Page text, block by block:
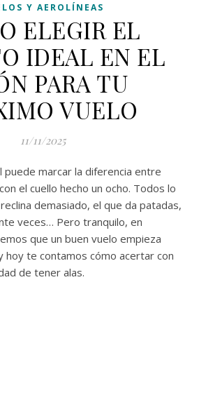
Y AEROLÍNEAS
ELEGIR EL
IDEAL EN EL
PARA TU
VUELO
11/11/2025
puede marcar la diferencia entre
el cuello hecho un ocho. Todos lo
demasiado, el que da patadas,
veces… Pero tranquilo, en
que un buen vuelo empieza
hoy te contamos cómo acertar con
de tener alas.